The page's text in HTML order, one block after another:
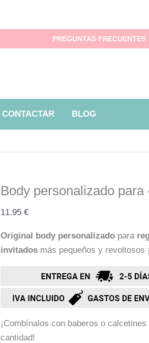
PREGUNTAS FRECUENTES
CONTACTAR BLOG
Body personalizado
11.95 €
Original body personalizado para
invitados más pequeños y revoltosos
¡Combínalos con baberos o
cantidad!
personalizado